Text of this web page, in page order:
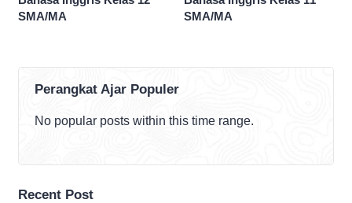
SMA/MA
SMA/MA
Perangkat Ajar Populer
No popular posts within this time range.
Recent Post